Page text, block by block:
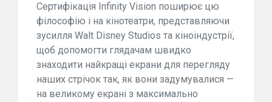
Сертифікація Infinity Vision поширює цю
філософію і на кінотеатри, представляючи
зусилля Walt Disney Studios та кіноіндустрії,
щоб допомогти глядачам швидко
знаходити найкращі екрани для перегляду
наших стрічок так, як вони задумувалися —
на великому екрані з максимально